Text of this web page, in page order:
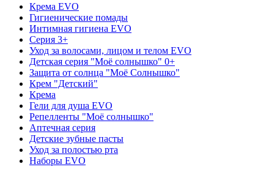
Крема EVO
Гигиенические помады
Интимная гигиена EVO
Серия 3+
Уход за волосами, лицом и телом EVO
Детская серия "Моё солнышко" 0+
Защита от солнца "Моё Солнышко"
Крем "Детский"
Крема
Гели для душа EVO
Репелленты "Моё солнышко"
Аптечная серия
Детские зубные пасты
Уход за полостью рта
Наборы EVO